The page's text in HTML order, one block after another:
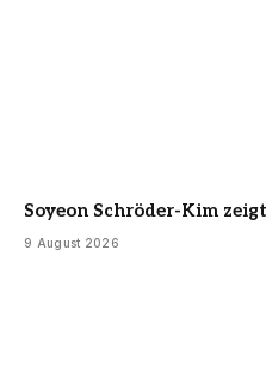
Soyeon Schröder-Kim
9 August 2026